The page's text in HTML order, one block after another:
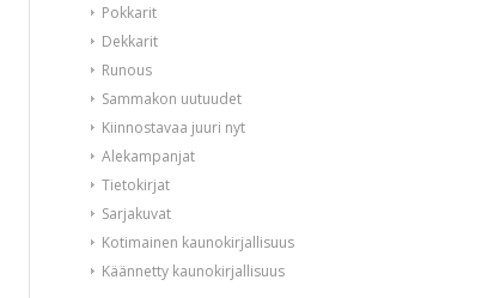
Pokkarit
Dekkarit
Runous
Sammakon uutuudet
Kiinnostavaa juuri nyt
Alekampanjat
Tietokirjat
Sarjakuvat
Kotimainen kaunokirjallisuus
Käännetty kaunokirjallisuus